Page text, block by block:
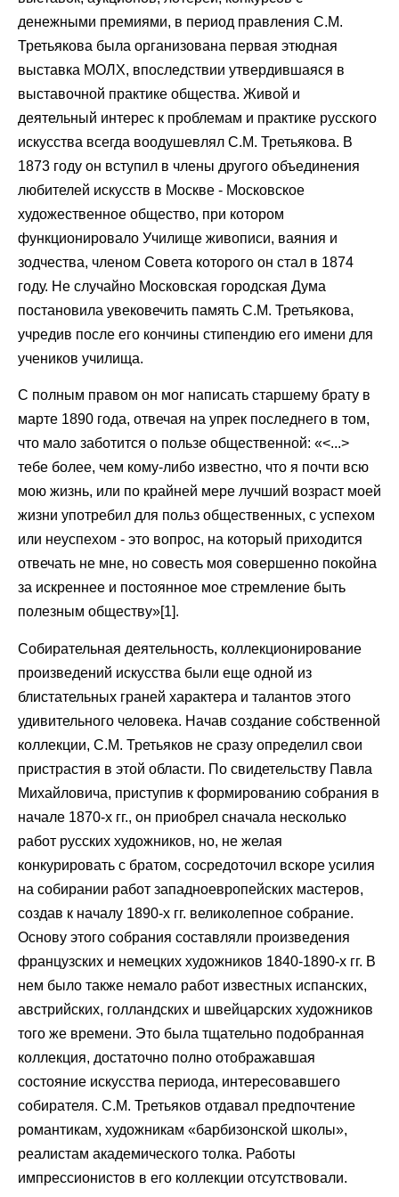
денежными премиями, в период правления С.М.
Третьякова была организована первая этюдная
выставка МОЛХ, впоследствии утвердившаяся в
выставочной практике общества. Живой и
деятельный интерес к проблемам и практике русского
искусства всегда воодушевлял С.М. Третьякова. В
1873 году он вступил в члены другого объединения
любителей искусств в Москве - Московское
художественное общество, при котором
функционировало Училище живописи, ваяния и
зодчества, членом Совета которого он стал в 1874
году. Не случайно Московская городская Дума
постановила увековечить память С.М. Третьякова,
учредив после его кончины стипендию его имени для
учеников училища.
С полным правом он мог написать старшему брату в
марте 1890 года, отвечая на упрек последнего в том,
что мало заботится о пользе общественной: «<...>
тебе более, чем кому-либо известно, что я почти всю
мою жизнь, или по крайней мере лучший возраст моей
жизни употребил для польз общественных, с успехом
или неуспехом - это вопрос, на который приходится
отвечать не мне, но совесть моя совершенно покойна
за искреннее и постоянное мое стремление быть
полезным обществу»[1].
Собирательная деятельность, коллекционирование
произведений искусства были еще одной из
блистательных граней характера и талантов этого
удивительного человека. Начав создание собственной
коллекции, С.М. Третьяков не сразу определил свои
пристрастия в этой области. По свидетельству Павла
Михайловича, приступив к формированию собрания в
начале 1870-х гг., он приобрел сначала несколько
работ русских художников, но, не желая
конкурировать с братом, сосредоточил вскоре усилия
на собирании работ западноевропейских мастеров,
создав к началу 1890-х гг. великолепное собрание.
Основу этого собрания составляли произведения
французских и немецких художников 1840-1890-х гг. В
нем было также немало работ известных испанских,
австрийских, голландских и швейцарских художников
того же времени. Это была тщательно подобранная
коллекция, достаточно полно отображавшая
состояние искусства периода, интересовавшего
собирателя. С.М. Третьяков отдавал предпочтение
романтикам, художникам «барбизонской школы»,
реалистам академического толка. Работы
импрессионистов в его коллекции отсутствовали.